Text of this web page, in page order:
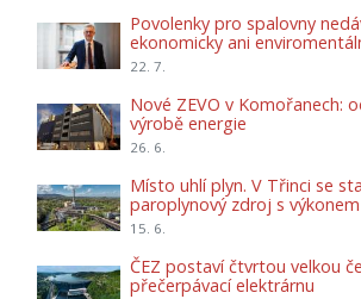
Povolenky pro spalovny
ekonomicky ani
22. 7.
Nové ZEVO v Komořanech:
výrobě energie
26. 6.
Místo uhlí plyn. V Třinci se
paroplynový zdroj s
15. 6.
ČEZ postaví čtvrtou velkou
přečerpávací elektrárnu